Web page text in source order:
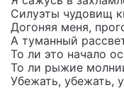
Силуэты чудовищ
Догоняя меня,
А туманный
То ли это начало
То ли рыжие
Убежать, убежать,